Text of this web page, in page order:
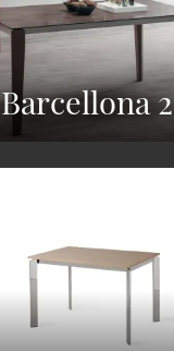
Barcellona 2